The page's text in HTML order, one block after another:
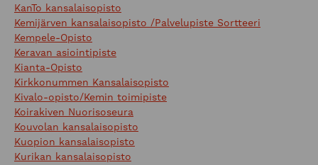
KanTo kansalaisopisto
Kemijärven kansalaisopisto /Palvelupiste Sortteeri
Kempele-Opisto
Keravan asiointipiste
Kianta-Opisto
Kirkkonummen Kansalaisopisto
Kivalo-opisto/Kemin toimipiste
Koirakiven Nuorisoseura
Kouvolan kansalaisopisto
Kuopion kansalaisopisto
Kurikan kansalaisopisto